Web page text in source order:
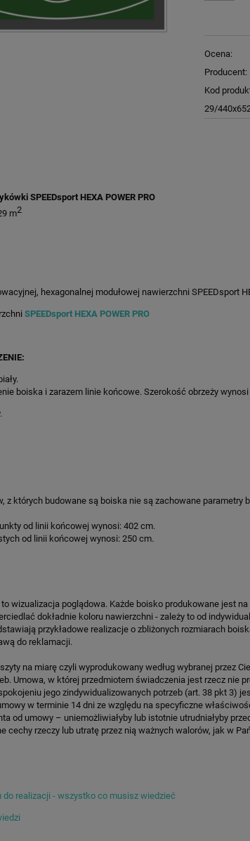
HEXA POWER
75M2/835X896CM BŁĘKITNO-
KOSZYKÓWKI SPEEDSPORT HEXA
POWER PRO
ZAMÓW
Ocena:
Producent:
Kod
29/
SPEEDsport HEXA POWER PRO
m2
hexagonalnej modułowej nawierzchni SPEEDsport
SPEEDsport HEXA POWER PRO
boiska i zarazem linie końcowe. Szerokość obrzeży wynosi
z których budowane są boiska nie są zachowane parametry
od linii końcowej wynosi: 402 cm.
od linii końcowej wynosi: 250 cm.
wizualizacja poglądowa. Każde boisko produkowane jest na
dokładnie koloru nawierzchni - zależy to od
przykładowe realizacje o zbliżonych rozmiarach
do reklamacji.
na miarę czyli wyprodukowany według wybranej przez
Umowa, w której przedmiotem świadczenia jest rzecz nie
jego zindywidualizowanych potrzeb (art. 38 pkt 3)
w terminie 14 dni ze względu na specyficzne
od umowy – uniemożliwiałyby lub istotnie utrudniałyby
cechy rzeczy lub utratę przez nią ważnych walorów, jak w
do realizacji - wszystko co musisz wiedzieć